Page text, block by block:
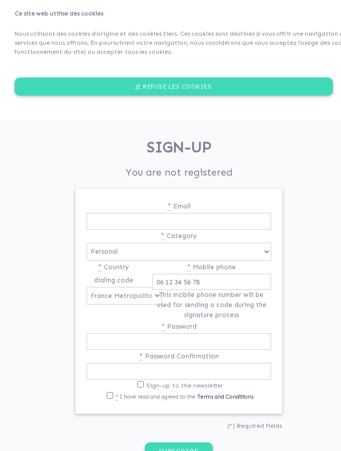
Ce site web utilise des cookies
Nous utilisons des cookies d’origine et des cookies tiers. Ces cookies sont destinés à vous offrir une
services que nous offrons. En poursuivant votre navigation, nous considérons que vous acceptez l’usage des
fonctionnement du site) ou accepter tous les cookies.
JE REFUSE LES COOKIES
SIGN-UP
You are not registered
* Email
* Category
* Country
dialing code
* Mobile phone
This mobile phone number will be
used for sending a code during the
signature process
* Password
* Password Confirmation
Sign-up to the newsletter
* I have read and agreed to theTerms and Conditions
(*) Required fields